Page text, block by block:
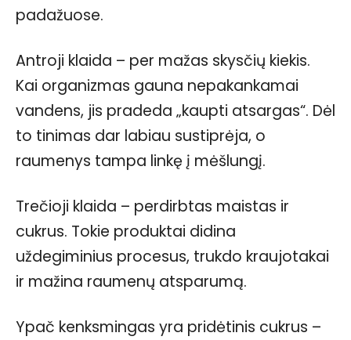
padažuose.
Antroji klaida – per mažas skysčių kiekis.
Kai organizmas gauna nepakankamai
vandens, jis pradeda „kaupti atsargas“. Dėl
to tinimas dar labiau sustiprėja, o
raumenys tampa linkę į mėšlungį.
Trečioji klaida – perdirbtas maistas ir
cukrus. Tokie produktai didina
uždegiminius procesus, trukdo kraujotakai
ir mažina raumenų atsparumą.
Ypač kenksmingas yra pridėtinis cukrus –